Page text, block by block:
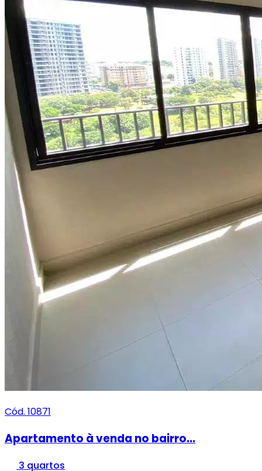
Cód. 10871
Apartamento à venda no bairro...
3 quartos